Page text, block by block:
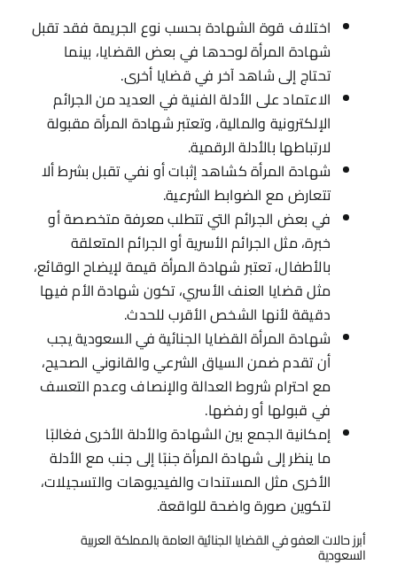
اختلاف قوة الشهادة بحسب نوع الجريمة فقد تقبل
شهادة المرأة لوحدها في بعض القضايا، بينما
تحتاج إلى شاهد آخر في قضايا أخرى.
الاعتماد على الأدلة الفنية في العديد من الجرائم
الإلكترونية والمالية، وتعتبر شهادة المرأة مقبولة
لارتباطها بالأدلة الرقمية.
شهادة المرأة كشاهد إثبات أو نفي تقبل بشرط ألا
تتعارض مع الضوابط الشرعية.
في بعض الجرائم التي تتطلب معرفة متخصصة أو
خبرة، مثل الجرائم الأسرية أو الجرائم المتعلقة
بالأطفال، تعتبر شهادة المرأة قيمة لإيضاح الوقائع،
مثل قضايا العنف الأسري، تكون شهادة الأم فيها
دقيقة لأنها الشخص الأقرب للحدث.
شهادة المرأة القضايا الجنائية في السعودية يجب
أن تقدم ضمن السياق الشرعي والقانوني الصحيح،
مع احترام شروط العدالة والإنصاف وعدم التعسف
في قبولها أو رفضها.
إمكانية الجمع بين الشهادة والأدلة الأخرى فغالبًا
ما ينظر إلى شهادة المرأة جنبًا إلى جنب مع الأدلة
الأخرى مثل المستندات والفيديوهات والتسجيلات،
لتكوين صورة واضحة للواقعة.
أبرز حالات العفو في القضايا الجنائية العامة بالمملكة العربية
السعودية